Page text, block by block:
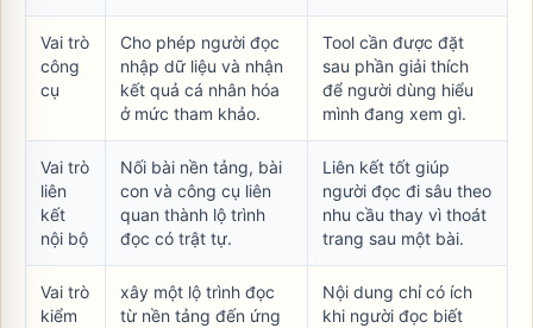
Vai trò
công
cụ
Cho phép người đọc
nhập dữ liệu và nhận
kết quả cá nhân hóa
ở mức tham khảo.
Tool cần được đặt
sau phần giải thích
để người dùng hiểu
mình đang xem gì.
Vai trò
liên
kết
nội bộ
Nối bài nền tảng, bài
con và công cụ liên
quan thành lộ trình
đọc có trật tự.
Liên kết tốt giúp
người đọc đi sâu theo
nhu cầu thay vì thoát
trang sau một bài.
Vai trò
kiểm
xây một lộ trình đọc
từ nền tảng đến ứng
Nội dung chỉ có ích
khi người đọc biết